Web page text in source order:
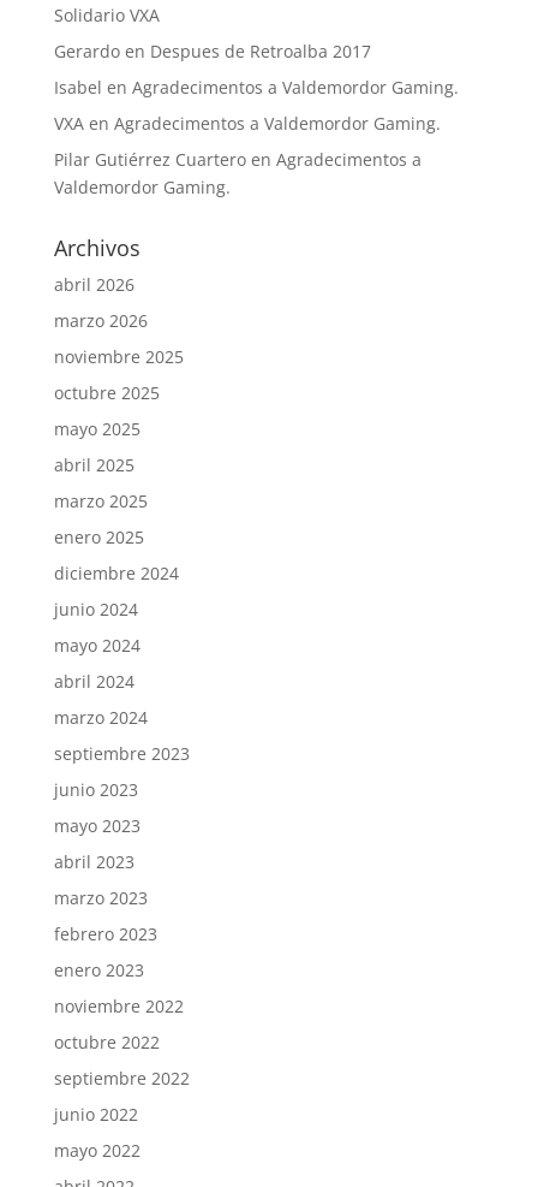
Solidario VXA
Gerardoen Despues de Retroalba 2017
Isabel en Agradecimentos a Valdemordor Gaming.
VXAen Agradecimentos a Valdemordor Gaming.
Pilar Gutiérrez Cuarteroen Agradecimentos a
Valdemordor Gaming.
Archivos
abril 2026
marzo 2026
noviembre 2025
octubre 2025
mayo 2025
abril 2025
marzo 2025
enero 2025
diciembre 2024
junio 2024
mayo 2024
abril 2024
marzo 2024
septiembre 2023
junio 2023
mayo 2023
abril 2023
marzo 2023
febrero 2023
enero 2023
noviembre 2022
octubre 2022
septiembre 2022
junio 2022
mayo 2022